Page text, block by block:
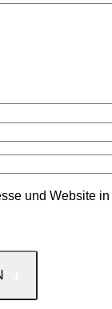
und Website